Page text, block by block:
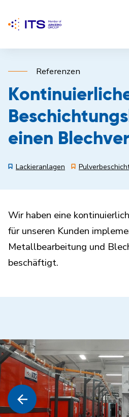
Referenzen
einen
Lackieranlagen
Wir haben eine
für unseren Kunden
Metallbearbeitung und
beschäftigt.